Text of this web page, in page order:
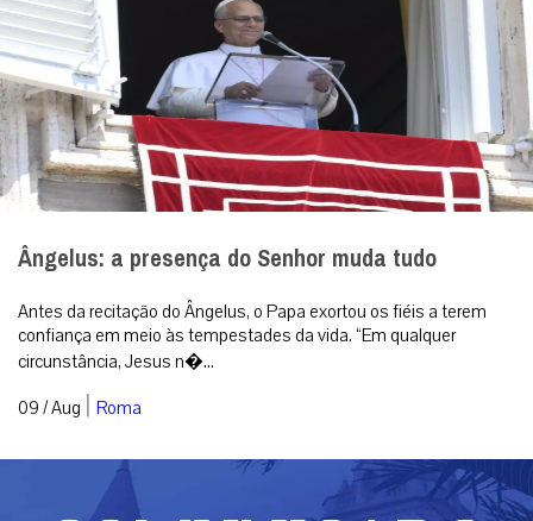
Ângelus: a presença do Senhor muda tudo
Antes da recitação do Ângelus, o Papa exortou os fiéis a terem
confiança em meio às tempestades da vida. “Em qualquer
circunstância, Jesus n�...
09 / Aug | Roma